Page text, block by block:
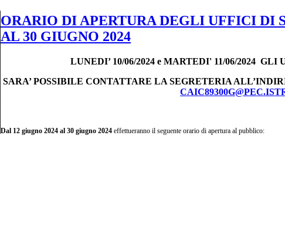
ORARIO DI APERTURA DEGLI UFFICI DI
AL 30 GIUGNO 2024
LUNEDI’ 10/06/2024 e MARTEDI' 11/06/2024
SARA’ POSSIBILE CONTATTARE LA SEGRETERIA
Dal 12 giugno 2024 al 30 giugno 2024 effettueranno il seguente orario di apertura al pubblico: